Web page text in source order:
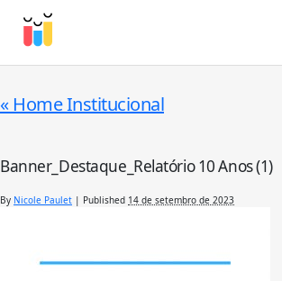
« Home Institucional
Banner_Destaque_Relatório 10 Anos (1)
By Nicole Paulet | Published 14 de setembro de 2023